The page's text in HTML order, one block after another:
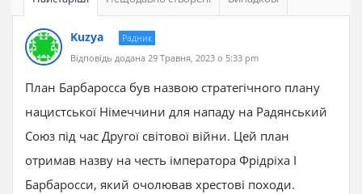
Kuzya
Радник
Відповідь додана 29 Травня, 2023 о 5:33 pm
План Барбаросса був назвою стратегічного плану
нацистської Німеччини для нападу на Радянський
Союз під час Другої світової війни. Цей план
отримав назву на честь імператора Фрідріха I
Барбаросси, який очолював хрестові походи.